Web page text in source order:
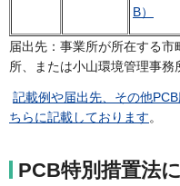
B）
届出先：事業所が所在する
所、または小山環境管理事務
記載例や届出先、その他
ちらに記載しております。
PCB特別措置法